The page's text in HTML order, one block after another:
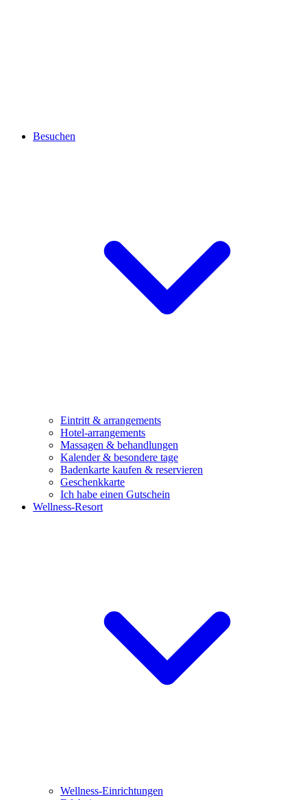
Besuchen
Eintritt & arrangements
Hotel-arrangements
Massagen & behandlungen
Kalender & besondere tage
Badenkarte kaufen & reservieren
Geschenkkarte
Ich habe einen Gutschein
Wellness-Resort
Wellness-Einrichtungen